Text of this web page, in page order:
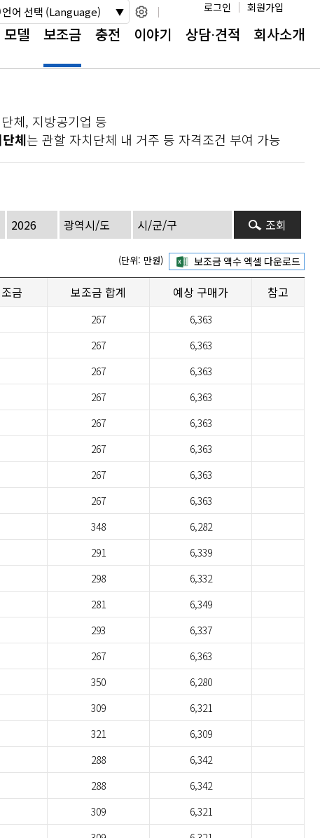
로그인 회원가입
언어 선택 (Language)
모델 보조금 충전 이야기 상담⋅견적 회사소개
체, 지방공기업 등
체는 관할 자치단체 내 거주 등 자격조건 부여 가능
조회
(단위: 만원)
금 보조금 합계 예상 구매가 참고
267
6,363
267
6,363
267
6,363
267
6,363
267
6,363
267
6,363
267
6,363
267
6,363
348
6,282
291
6,339
298
6,332
281
6,349
293
6,337
267
6,363
350
6,280
309
6,321
321
6,309
288
6,342
288
6,342
309
6,321